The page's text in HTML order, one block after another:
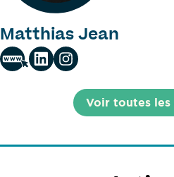
Matthias Jean
Voir toutes les